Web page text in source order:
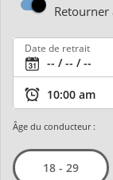
Date de retrait
Âge du conducteur :
18 - 29